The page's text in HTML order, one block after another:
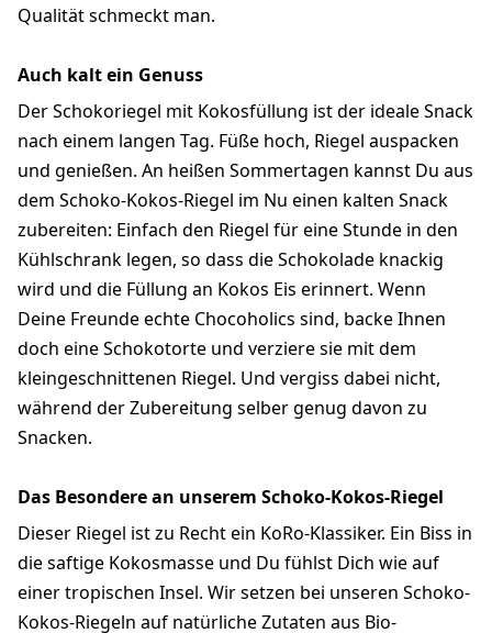
Qualität schmeckt man.
Auch kalt ein Genuss
Der Schokoriegel mit Kokosfüllung ist der ideale Snack
nach einem langen Tag. Füße hoch, Riegel auspacken
und genießen. An heißen Sommertagen kannst Du aus
dem Schoko-Kokos-Riegel im Nu einen kalten Snack
zubereiten: Einfach den Riegel für eine Stunde in den
Kühlschrank legen, so dass die Schokolade knackig
wird und die Füllung an Kokos Eis erinnert. Wenn
Deine Freunde echte Chocoholics sind, backe Ihnen
doch eine Schokotorte und verziere sie mit dem
kleingeschnittenen Riegel. Und vergiss dabei nicht,
während der Zubereitung selber genug davon zu
Snacken.
Das Besondere an unserem Schoko-Kokos-Riegel
Dieser Riegel ist zu Recht ein KoRo-Klassiker. Ein Biss in
die saftige Kokosmasse und Du fühlst Dich wie auf
einer tropischen Insel. Wir setzen bei unseren Schoko-
Kokos-Riegeln auf natürliche Zutaten aus Bio-